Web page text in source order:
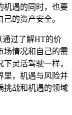
机遇的同时，也要
的资产安全。
通过了解HT的价
场情况和自己的需
灵活驾驶一样，
里，机遇与风险并
挑战和机遇的领域